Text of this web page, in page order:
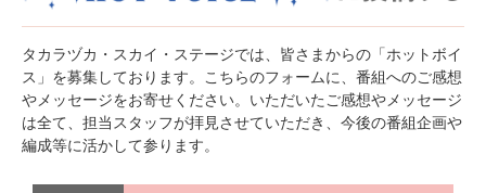
タカラヅカ・スカイ・ステージでは、皆さまからの「ホットボイ
ス」を募集しております。こちらのフォームに、番組へのご感想
やメッセージをお寄せください。いただいたご感想やメッセージ
は全て、担当スタッフが拝見させていただき、今後の番組企画や
編成等に活かして参ります。